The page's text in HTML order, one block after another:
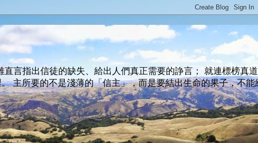
言指出信徒的缺失、給出人們真正需要的諍言； 就連標榜真
主所要的不是淺薄的「信主」，而是要結出生命的果子，不能